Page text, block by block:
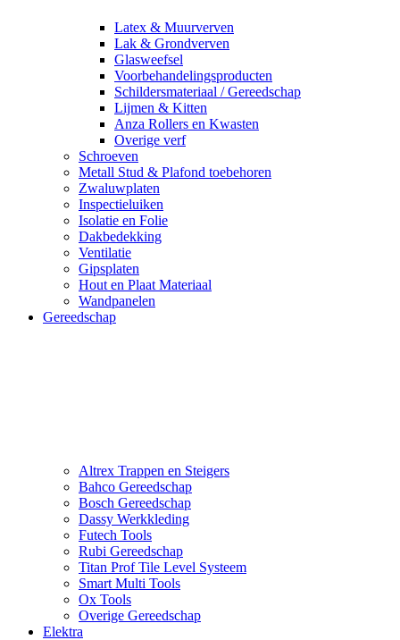
Latex & Muurverven
Lak & Grondverven
Glasweefsel
Voorbehandelingsproducten
Schildersmateriaal / Gereedschap
Lijmen & Kitten
Anza Rollers en Kwasten
Overige verf
Schroeven
Metall Stud & Plafond toebehoren
Zwaluwplaten
Inspectieluiken
Isolatie en Folie
Dakbedekking
Ventilatie
Gipsplaten
Hout en Plaat Materiaal
Wandpanelen
Gereedschap
Altrex Trappen en Steigers
Bahco Gereedschap
Bosch Gereedschap
Dassy Werkkleding
Futech Tools
Rubi Gereedschap
Titan Prof Tile Level Systeem
Smart Multi Tools
Ox Tools
Overige Gereedschap
Elektra